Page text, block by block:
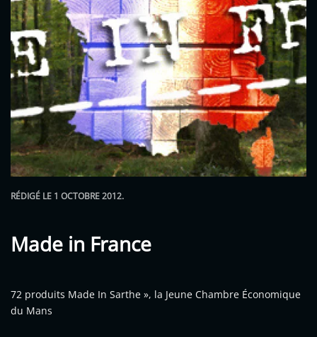
RÉDIGÉ LE 1 OCTOBRE 2012.
Made in France
72 produits Made In Sarthe », la Jeune Chambre Économique
du Mans